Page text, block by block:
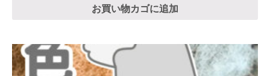
お買い物カゴに追加